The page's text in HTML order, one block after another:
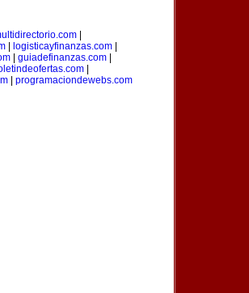
|
| logisticayfinanzas.com|
guiadefinanzas.com
programaciondewebs.com